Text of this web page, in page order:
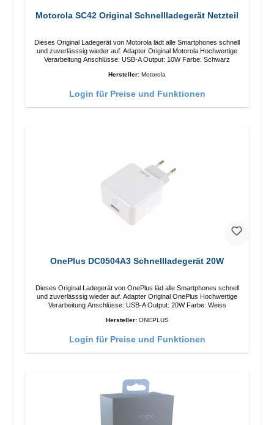
Motorola SC42 Original Schnellladegerät Netzteil
Dieses Original Ladegerät von Motorola lädt alle Smartphones schnell
und zuverlässsig wieder auf. Adapter Original Motorola Hochwertige
Verarbeitung Anschlüsse: USB-A Output: 10W Farbe: Schwarz
Hersteller: Motorola
Login für Preise und Funktionen
OnePlus DC0504A3 Schnellladegerät 20W
Dieses Original Ladegerät von OnePlus läd alle Smartphones schnell
und zuverlässsig wieder auf. Adapter Original OnePlus Hochwertige
Verarbeitung Anschlüsse: USB-A Output: 20W Farbe: Weiss
Hersteller: ONEPLUS
Login für Preise und Funktionen